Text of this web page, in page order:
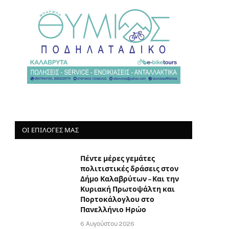
ΟΙ ΕΠΙΛΟΓΈΣ ΜΑΣ
Πέντε μέρες γεμάτες
πολιτιστικές δράσεις στον
Δήμο Καλαβρύτων – Και την
Κυριακή Πρωτοψάλτη και
Πορτοκάλογλου στο
Πανελλήνιο Ηρώο
6 Αυγούστου 2026